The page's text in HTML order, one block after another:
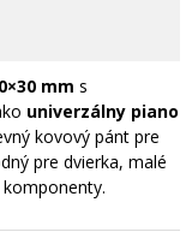
mm s
univerzálny piano
kovový pánt pre
pre dvierka, malé